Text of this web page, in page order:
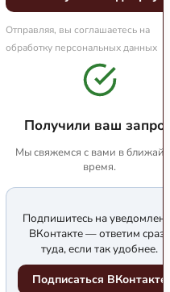
Отправляя, вы соглашаетесь на
обработку персональных данных
Получили ваш
Мы свяжемся с вами в
время.
Подпишитесь на
ВКонтакте — ответим сразу
туда, если так удобнее.
Подписаться ВКонтакте